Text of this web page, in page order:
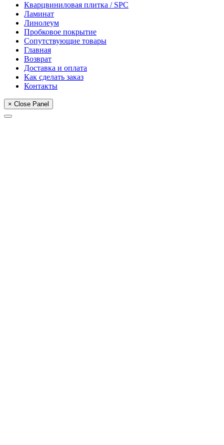
Кварцвиниловая плитка / SPС
Ламинат
Линолеум
Пробковое покрытие
Сопутствующие товары
Главная
Возврат
Доставка и оплата
Как сделать заказ
Контакты
× Close Panel